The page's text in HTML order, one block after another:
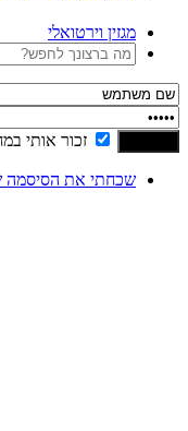
מגזין וירטואלי
זכור אותי
שכחתי את הסיסמה